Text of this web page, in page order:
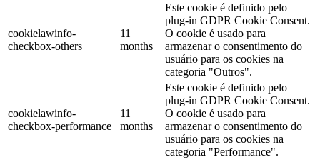
cookielawinfo-
checkbox-others
11
months
Este cookie é definido pelo
plug-in GDPR Cookie Consent.
O cookie é usado para
armazenar o consentimento do
usuário para os cookies na
categoria "Outros".
cookielawinfo-
checkbox-performance
11
months
Este cookie é definido pelo
plug-in GDPR Cookie Consent.
O cookie é usado para
armazenar o consentimento do
usuário para os cookies na
categoria "Performance".